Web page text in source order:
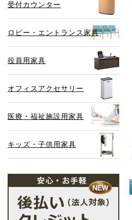
受付カウンター
ロビー・エントランス家具
役員用家具
オフィスアクセサリー
医療・福祉施設用家具
キッズ・子供用家具